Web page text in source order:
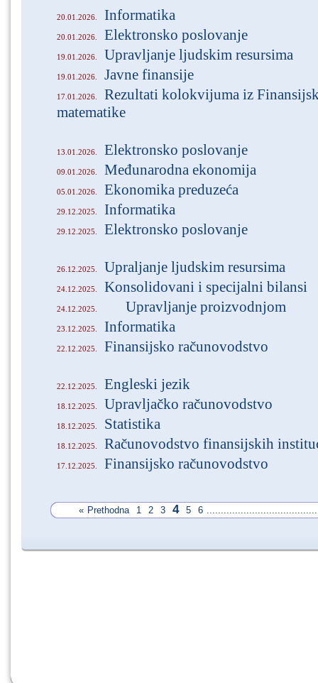
20.01.2026. Informatika
20.01.2026. Elektronsko poslovanje
19.01.2026. Upravljanje ljudskim resursima
19.01.2026. Javne finansije
17.01.2026.
Rezultati kolokvijuma iz
matematike
13.01.2026. Elektronsko poslovanje
09.01.2026. Međunarodna ekonomija
05.01.2026. Ekonomika preduzeća
29.12.2025. Informatika
29.12.2025. Elektronsko poslovanje
26.12.2025. Upraljanje ljudskim resursima
24.12.2025. Konsolidovani i specijalni bilansi
24.12.2025. Upravljanje proizvodnjom
23.12.2025. Informatika
22.12.2025. Finansijsko računovodstvo
22.12.2025. Engleski jezik
18.12.2025. Upravljačko računovodstvo
18.12.2025. Statistika
18.12.2025. Računovodstvo finansijskih
17.12.2025. Finansijsko računovodstvo
« Prethodna 1 2 3 4 5 6